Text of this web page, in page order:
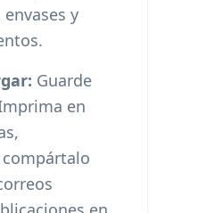
y
Guarde
Imprima en